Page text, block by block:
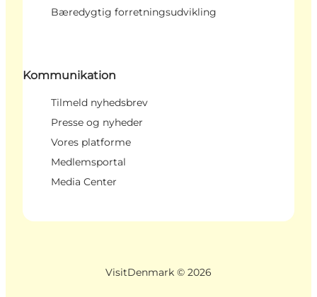
Bæredygtig forretningsudvikling
Kommunikation
Tilmeld nyhedsbrev
Presse og nyheder
Vores platforme
Medlemsportal
Media Center
VisitDenmark © 2026